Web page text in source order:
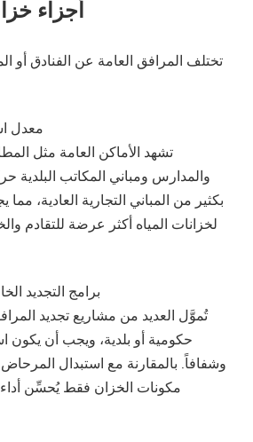
أجزاء
تختلف المرافق العامة عن الفنادق أو
1. معدل
تشهد الأماكن العامة مثل
والمدارس ومباني المكاتب البلدية
بكثير من المباني التجارية العادية، مما
لخزانات المياه أكثر عرضة للتقادم
2. برامج التجديد
تُموَّل العديد من مشاريع تجديد
حكومية أو بلدية، ويجب أن يكون
وشفافاً. بالمقارنة مع استبدال
مكونات الخزان فقط يُحسِّن